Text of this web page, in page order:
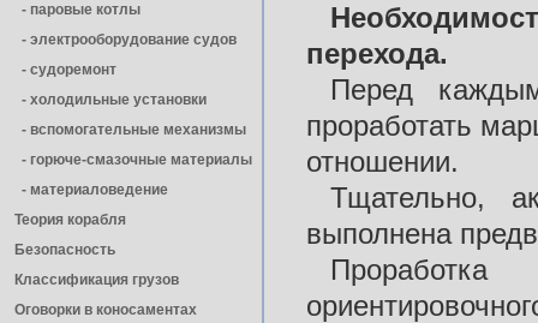
- паровые котлы
- электрооборудование судов
- cудоремонт
- холодильные установки
- вспомогательные механизмы
- горюче-смазочные материалы
- материаловедение
Теория корабля
Безопасность
Классификация грузов
Оговорки в коносаментах
перехода.
Перед
проработать
отношении.
Тщательно,
выполнена